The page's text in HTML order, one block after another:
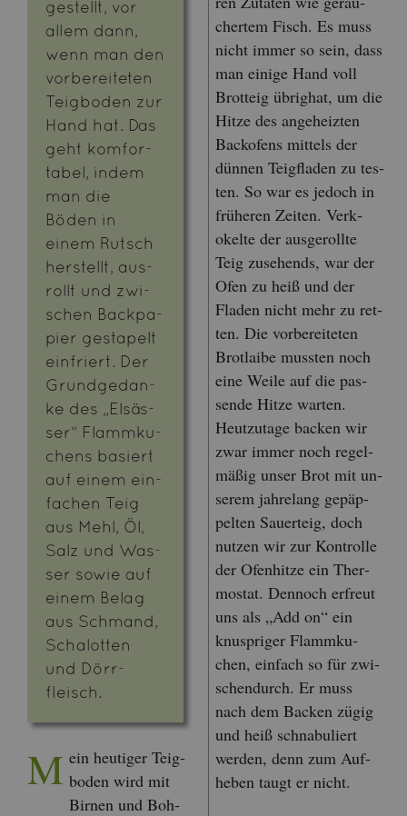
ge­stellt, vor
allem dann,
wenn man den
vor­be­rei­te­ten
Teig­bo­den zur
Hand hat. Das
geht kom­for­
ta­bel, indem
man die
Böden in
einem Rutsch
her­stellt, aus­
rollt und zwi­
schen Back­pa­
pier ge­sta­pelt
ein­friert. Der
Grund­ge­dan­
ke des „El­säs­
ser“ Flamm­ku­
chens ba­siert
auf einem ein­
fa­chen Teig
aus Mehl, Öl,
Salz und Was­
ser sowie auf
einem Belag
aus Schmand,
Scha­lot­ten
und Dörr­
fleisch.
M ein heu­ti­ger Teig­
bo­den wird mit
Bir­nen und Boh­
cher­tem Fisch. Es muss
nicht immer so sein, dass
man ei­ni­ge Hand voll
Brot­teig üb­rig­hat, um die
Hitze des an­ge­heiz­ten
Back­ofens mit­tels der
dün­nen Teig­fla­den zu tes­
ten. So war es je­doch in
frü­he­ren Zei­ten. Ver­k­
okel­te der aus­ge­roll­te
Teig zu­se­hends, war der
Ofen zu heiß und der
Fla­den nicht mehr zu ret­
ten. Die vor­be­rei­te­ten
Brot­lai­be muss­ten noch
eine Weile auf die pas­
sen­de Hitze war­ten.
Heut­zu­ta­ge ba­cken wir
zwar immer noch re­gel­
mä­ßig unser Brot mit un­
se­rem jah­re­lang ge­päp­
pel­ten Sauer­teig, doch
nut­zen wir zur Kon­trol­le
der Ofen­hit­ze ein Ther­
mo­stat. Den­noch er­freut
uns als „Add on“ ein
knusp­ri­ger Flamm­ku­
chen, ein­fach so für zwi­
schen­durch. Er muss
nach dem Ba­cken zügig
und heiß schnabu­liert
wer­den, denn zum Auf­
he­ben taugt er nicht.